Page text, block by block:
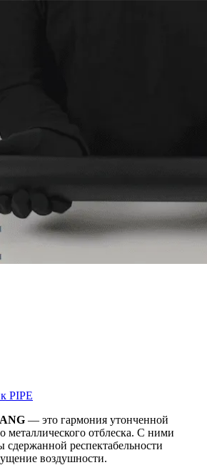
PIPE
— это гармония утонченной
металлического отблеска. С ними
сдержанной респектабельности
воздушности.